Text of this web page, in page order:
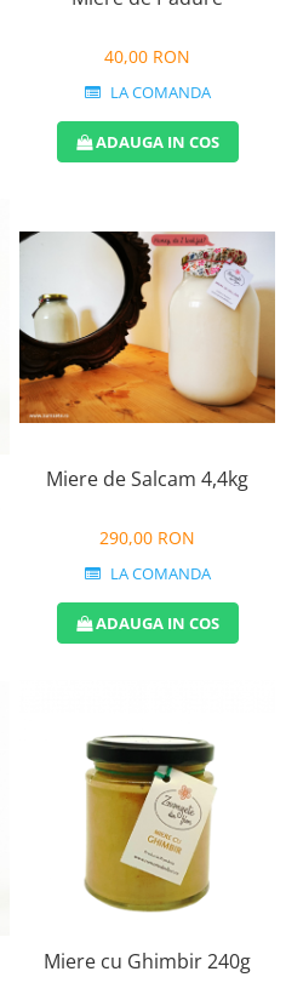
40,00 RON
LA COMANDA
ADAUGA IN COS
Miere de Salcam 4,4kg
290,00 RON
LA COMANDA
ADAUGA IN COS
Miere cu Ghimbir 240g